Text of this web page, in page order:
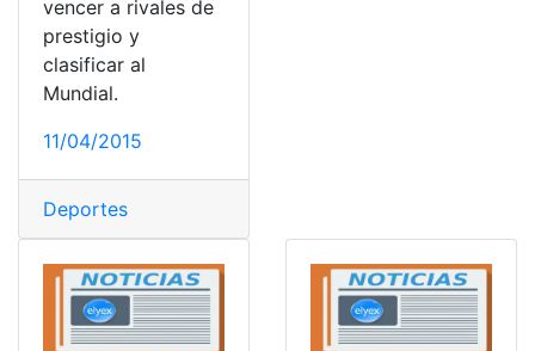
vencer a rivales de
prestigio y
clasificar al
Mundial.
11/04/2015
Deportes